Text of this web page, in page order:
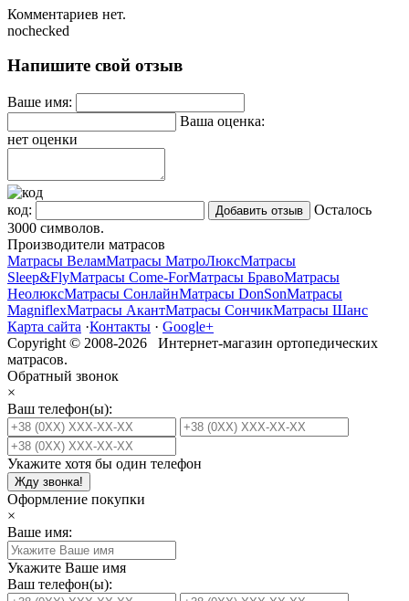
Комментариев нет.
nochecked
Напишите свой отзыв
Ваше имя:
Ваша оценка:
нет оценки
код:
Осталось
3000 символов.
Производители матрасов
Матрасы ВеламМатрасы МатроЛюксМатрасы
Sleep&FlyМатрасы Come-ForМатрасы БравоМатрасы
НеолюксМатрасы СонлайнМатрасы DonSonМатрасы
MagniflexМатрасы АкантМатрасы СончикМатрасы Шанс
Карта сайта ·Контакты · Google+
Copyright © 2008-2026 Интернет-магазин ортопедических
матрасов.
Обратный звонок
×
Ваш телефон(ы):
Укажите хотя бы один телефон
Жду звонка!
Оформление покупки
×
Ваше имя:
Укажите Ваше имя
Ваш телефон(ы):